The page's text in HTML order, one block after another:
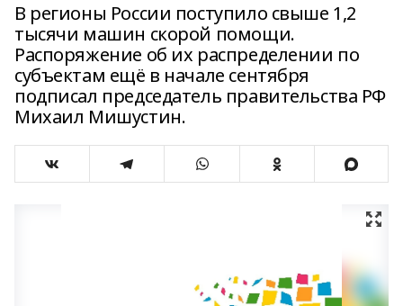
В регионы России поступило свыше 1,2
тысячи машин скорой помощи.
Распоряжение об их распределении по
субъектам ещё в начале сентября
подписал председатель правительства РФ
Михаил Мишустин.